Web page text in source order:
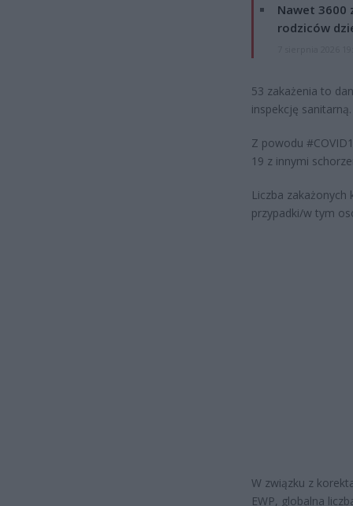
Nawet 3600
rodziców
53 zakażenia to
inspekcję sanitarną.
Z powodu
19 z innymi
Liczba
przypadki/w tym
W związku z
EWP, globalna